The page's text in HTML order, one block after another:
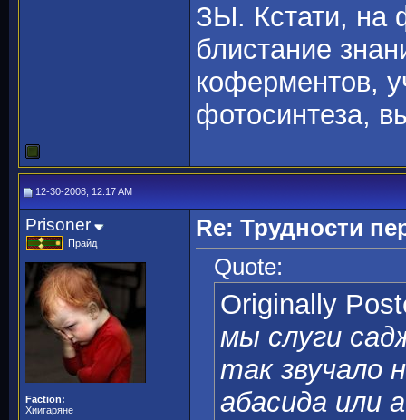
ЗЫ. Кстати, на
блистание
коферментов,
фотосинтеза,
12-30-2008, 12:17 AM
Prisoner
Прайд
Faction:
Хиигаряне
Re: Трудности
Quote:
Originally
мы слуги
так звучало
абасида или